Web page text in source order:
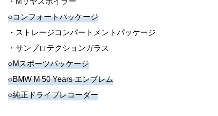
○コンフォートパッケージ
・ストレージコンパートメントパッケージ
・サンプロテクションガラス
○Mスポーツパッケージ
○BMW M 50 Years エンブレム
○純正ドライブレコーダー